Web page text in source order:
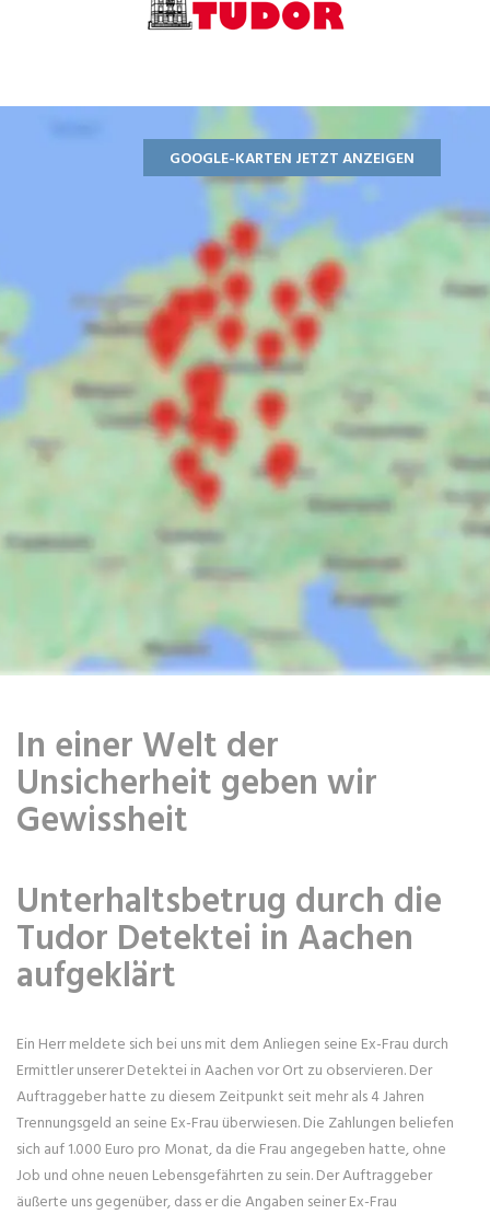
GOOGLE-KARTEN JETZT ANZEIGEN
In einer Welt der
Unsicherheit geben wir
Gewissheit
Unterhaltsbetrug durch die
Tudor Detektei in Aachen
aufgeklärt
Ein Herr meldete sich bei uns mit dem Anliegen seine Ex-Frau durch
Ermittler unserer Detektei in Aachen vor Ort zu observieren. Der
Auftraggeber hatte zu diesem Zeitpunkt seit mehr als 4 Jahren
Trennungsgeld an seine Ex-Frau überwiesen. Die Zahlungen beliefen
sich auf 1.000 Euro pro Monat, da die Frau angegeben hatte, ohne
Job und ohne neuen Lebensgefährten zu sein. Der Auftraggeber
äußerte uns gegenüber, dass er die Angaben seiner Ex-Frau